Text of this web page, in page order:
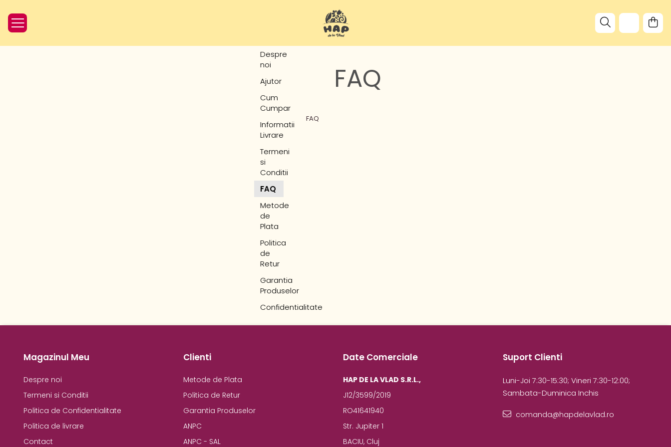
FAQ
FAQ
Despre
noi
Ajutor
Cum
Cumpar
Informatii
Livrare
Termeni
si
Conditii
FAQ
Metode
de
Plata
Politica
de
Retur
Garantia
Produselor
Confidentialitate
Magazinul Meu
Despre noi
Termeni si Conditii
Politica de Confidentialitate
Politica de livrare
Contact
Clienti
Metode de Plata
Politica de Retur
Garantia Produselor
ANPC
ANPC - SAL
Date Comerciale
HAP DE LA VLAD S.R.L.,
J12/3599/2019
RO41641940
Str. Jupiter 1
BACIU, Cluj
Suport Clienti
Luni-Joi 7:30-15:30; Vineri 7:30-12:00;
Sambata-Duminica Inchis
comanda@hapdelavlad.ro